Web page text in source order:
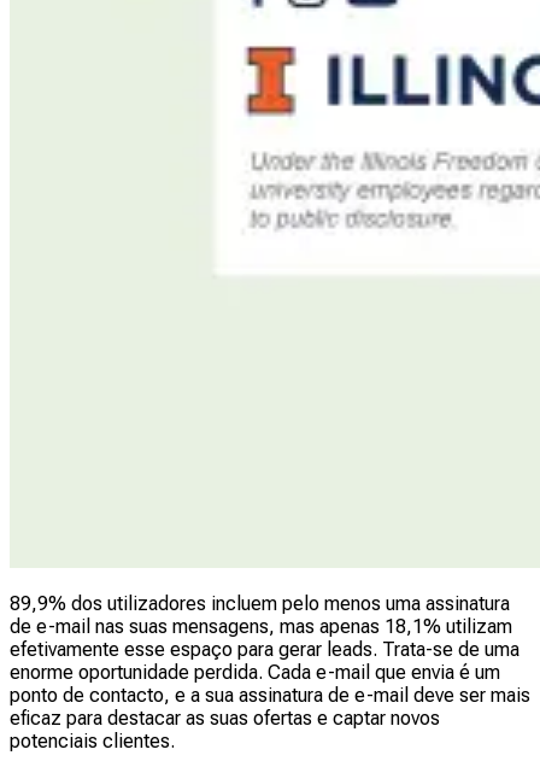
89,9% dos utilizadores incluem pelo menos uma assinatura
de e-mail nas suas mensagens, mas apenas 18,1% utilizam
efetivamente esse espaço para gerar leads. Trata-se de uma
enorme oportunidade perdida. Cada e-mail que envia é um
ponto de contacto, e a sua assinatura de e-mail deve ser mais
eficaz para destacar as suas ofertas e captar novos
potenciais clientes.